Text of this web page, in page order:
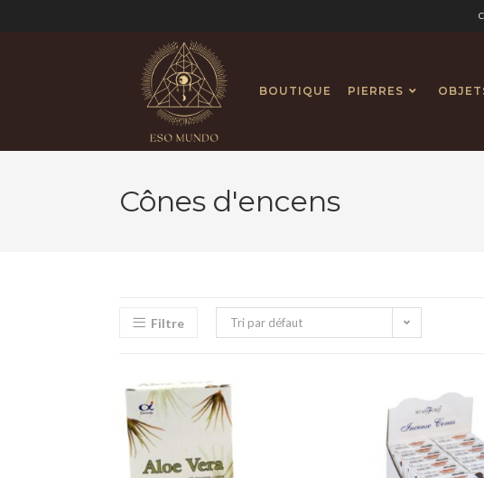
BOUTIQUE PIERRES
Cônes d'encens
Filtre Tri par défaut